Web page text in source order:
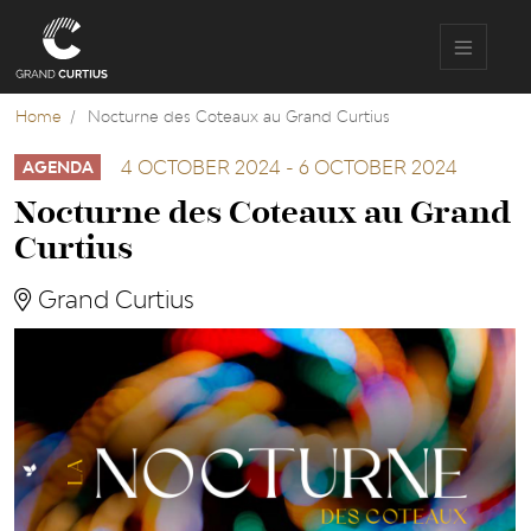
content
Home
Nocturne des Coteaux au Grand Curtius
AGENDA 4 OCTOBER 2024 - 6 OCTOBER 2024
Nocturne des Coteaux au Grand
Curtius
Grand Curtius